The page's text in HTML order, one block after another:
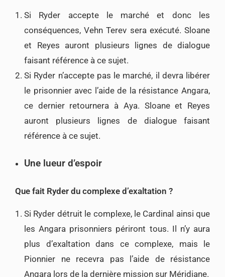
Si Ryder accepte le marché et donc les
conséquences, Vehn Terev sera exécuté. Sloane
et Reyes auront plusieurs lignes de dialogue
faisant référence à ce sujet.
Si Ryder n’accepte pas le marché, il devra libérer
le prisonnier avec l’aide de la résistance Angara,
ce dernier retournera à Aya. Sloane et Reyes
auront plusieurs lignes de dialogue faisant
référence à ce sujet.
Une lueur d’espoir
Que fait Ryder du complexe d’exaltation ?
Si Ryder détruit le complexe, le Cardinal ainsi que
les Angara prisonniers périront tous. Il n’y aura
plus d’exaltation dans ce complexe, mais le
Pionnier ne recevra pas l’aide de résistance
Angara lors de la dernière mission sur Méridiane.